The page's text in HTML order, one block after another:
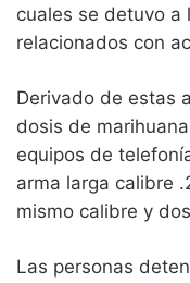
cuales se detuvo a
relacionados con
Derivado de estas
dosis de
equipos de
arma larga calibre
mismo calibre y
Las personas